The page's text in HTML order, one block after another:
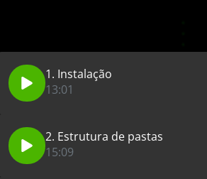
1. Instalação
13:01
2. Estrutura de pastas
15:09